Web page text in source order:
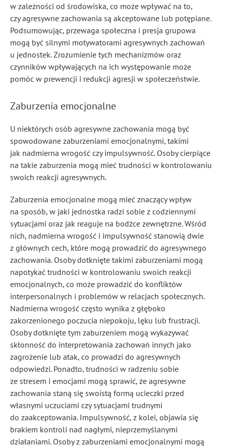
w zależności od środowiska, co może wpływać na to,
czy agresywne zachowania są akceptowane lub potępiane.
Podsumowując, przewaga społeczna i presja grupowa
mogą być silnymi motywatorami agresywnych zachowań
u jednostek. Zrozumienie tych mechanizmów oraz
czynników wpływających na ich występowanie może
pomóc w prewencji i redukcji agresji w społeczeństwie.
Zaburzenia emocjonalne
U niektórych osób agresywne zachowania mogą być
spowodowane zaburzeniami emocjonalnymi, takimi
jak nadmierna wrogość czy impulsywność. Osoby cierpiące
na takie zaburzenia mogą mieć trudności w kontrolowaniu
swoich reakcji agresywnych.
Zaburzenia emocjonalne mogą mieć znaczący wpływ
na sposób, w jaki jednostka radzi sobie z codziennymi
sytuacjami oraz jak reaguje na bodźce zewnętrzne. Wśród
nich, nadmierna wrogość i impulsywność stanowią dwie
z głównych cech, które mogą prowadzić do agresywnego
zachowania. Osoby dotknięte takimi zaburzeniami mogą
napotykać trudności w kontrolowaniu swoich reakcji
emocjonalnych, co może prowadzić do konfliktów
interpersonalnych i problemów w relacjach społecznych.
Nadmierna wrogość często wynika z głęboko
zakorzenionego poczucia niepokoju, lęku lub frustracji.
Osoby dotknięte tym zaburzeniem mogą wykazywać
skłonność do interpretowania zachowań innych jako
zagrożenie lub atak, co prowadzi do agresywnych
odpowiedzi. Ponadto, trudności w radzeniu sobie
ze stresem i emocjami mogą sprawić, że agresywne
zachowania staną się swoistą formą ucieczki przed
własnymi uczuciami czy sytuacjami trudnymi
do zaakceptowania. Impulsywność, z kolei, objawia się
brakiem kontroli nad nagłymi, nieprzemyślanymi
działaniami. Osoby z zaburzeniami emocjonalnymi mogą